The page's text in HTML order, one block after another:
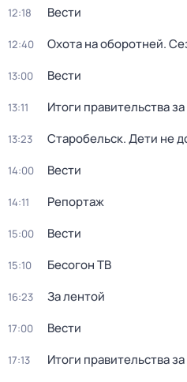
12:18 Вести
12:40 Охота на оборотней.
13:00 Вести
13:11 Итоги правительства
13:23 Старобельск. Дети не
14:00 Вести
14:11 Репортаж
15:00 Вести
15:10 Бесогон ТВ
16:23 За лентой
17:00 Вести
17:13 Итоги правительства